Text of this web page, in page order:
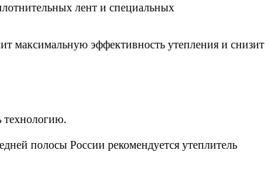
лент и специальных
максимальную эффективность утепления и снизит
технологию.
полосы России рекомендуется утеплитель